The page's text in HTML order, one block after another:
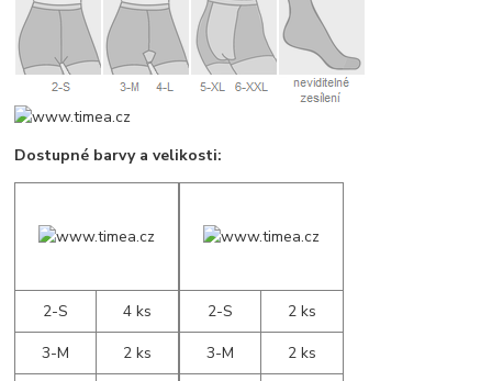
Dostupné barvy a velikosti:
2-S
4 ks
3-M
2 ks
2-S
2 ks
3-M
2 ks